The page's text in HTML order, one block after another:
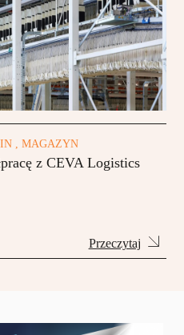
, MAGAZYN
z CEVA Logistics
Przeczytaj